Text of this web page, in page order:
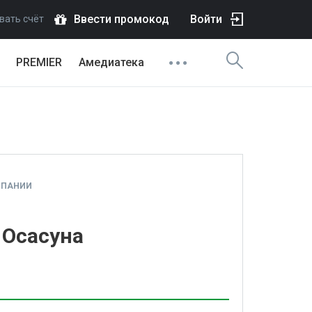
счёт Ввести промокод Войти
PREMIER Амедиатека